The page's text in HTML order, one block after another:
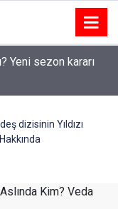
Yeni sezon kararı
dizisinin Yıldızı